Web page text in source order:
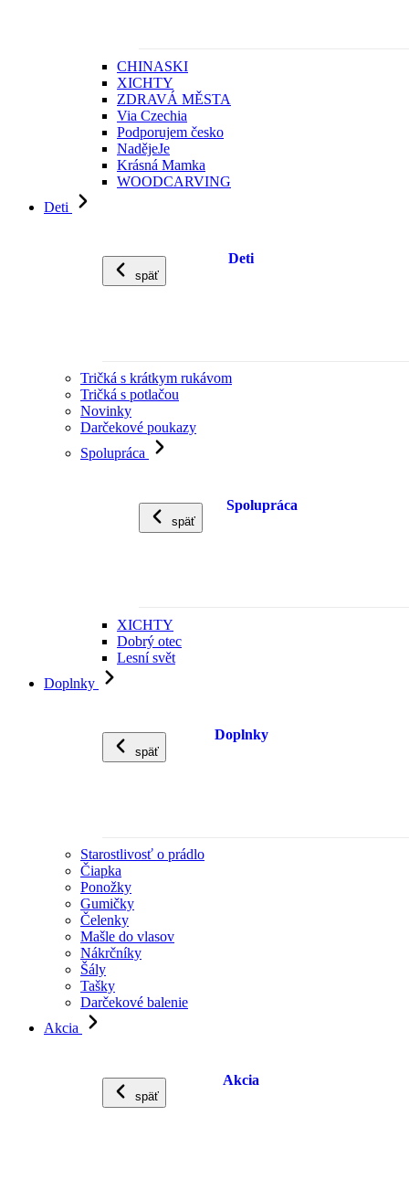
CHINASKI
XICHTY
ZDRAVÁ MĚSTA
Via Czechia
Podporujem česko
NadějeJe
Krásná Mamka
WOODCARVING
Deti
späť
Deti
Tričká s krátkym rukávom
Tričká s potlačou
Novinky
Darčekové poukazy
Spolupráca
späť
Spolupráca
XICHTY
Dobrý otec
Lesní svět
Doplnky
späť
Doplnky
Starostlivosť o prádlo
Čiapka
Ponožky
Gumičky
Čelenky
Mašle do vlasov
Nákrčníky
Šály
Tašky
Darčekové balenie
Akcia
späť
Akcia